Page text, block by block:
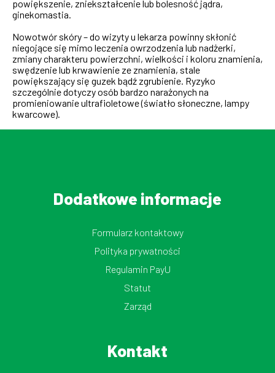
powiększenie, zniekształcenie lub bolesność jądra,
ginekomastia.
Nowotwór skóry – do wizyty u lekarza powinny skłonić
niegojące się mimo leczenia owrzodzenia lub nadżerki,
zmiany charakteru powierzchni, wielkości i koloru znamienia,
swędzenie lub krwawienie ze znamienia, stale
powiększający się guzek bądź zgrubienie. Ryzyko
szczególnie dotyczy osób bardzo narażonych na
promieniowanie ultrafioletowe (światło słoneczne, lampy
kwarcowe).
Dodatkowe informacje
Formularz kontaktowy
Polityka prywatności
Regulamin PayU
Statut
Zarząd
Kontakt